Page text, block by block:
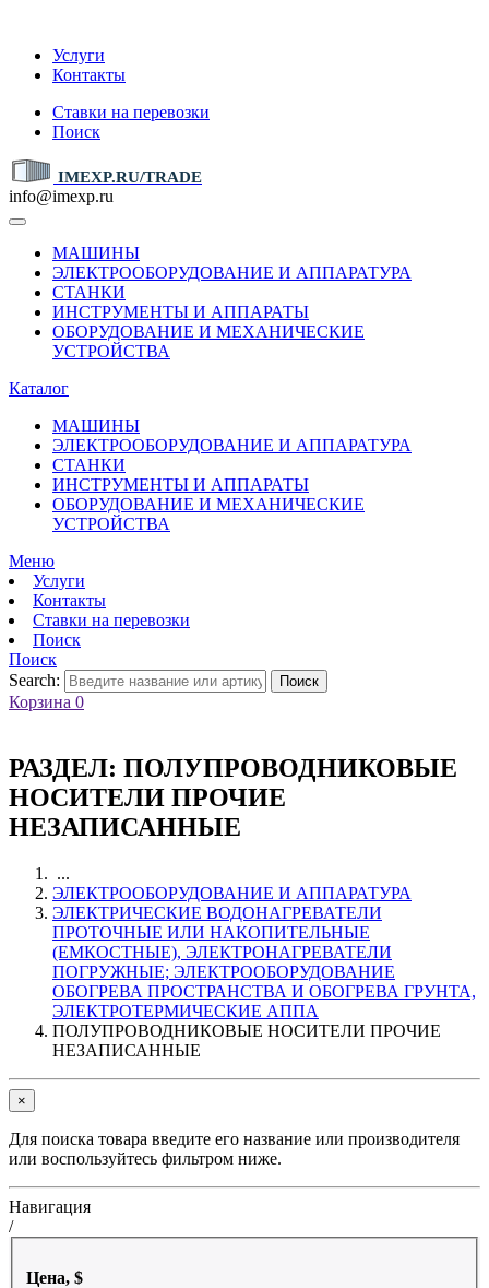
Услуги
Контакты
Ставки на перевозки
Поиск
IMEXP.RU/TRADE
info@imexp.ru
МАШИНЫ
ЭЛЕКТРООБОРУДОВАНИЕ И АППАРАТУРА
СТАНКИ
ИНСТРУМЕНТЫ И АППАРАТЫ
ОБОРУДОВАНИЕ И МЕХАНИЧЕСКИЕ
УСТРОЙСТВА
Каталог
МАШИНЫ
ЭЛЕКТРООБОРУДОВАНИЕ И АППАРАТУРА
СТАНКИ
ИНСТРУМЕНТЫ И АППАРАТЫ
ОБОРУДОВАНИЕ И МЕХАНИЧЕСКИЕ
УСТРОЙСТВА
Меню
Услуги
Контакты
Ставки на перевозки
Поиск
Поиск
Search:
Поиск
Корзина 0
РАЗДЕЛ: ПОЛУПРОВОДНИКОВЫЕ
НОСИТЕЛИ ПРОЧИЕ
НЕЗАПИСАННЫЕ
...
ЭЛЕКТРООБОРУДОВАНИЕ И АППАРАТУРА
ЭЛЕКТРИЧЕСКИЕ ВОДОНАГРЕВАТЕЛИ
ПРОТОЧНЫЕ ИЛИ НАКОПИТЕЛЬНЫЕ
(ЕМКОСТНЫЕ), ЭЛЕКТРОНАГРЕВАТЕЛИ
ПОГРУЖНЫЕ; ЭЛЕКТРООБОРУДОВАНИЕ
ОБОГРЕВА ПРОСТРАНСТВА И ОБОГРЕВА ГРУНТА,
ЭЛЕКТРОТЕРМИЧЕСКИЕ АППА
ПОЛУПРОВОДНИКОВЫЕ НОСИТЕЛИ ПРОЧИЕ
НЕЗАПИСАННЫЕ
×
Для поиска товара введите его название или производителя
или воспользуйтесь фильтром ниже.
Навигация
/
Цена, $